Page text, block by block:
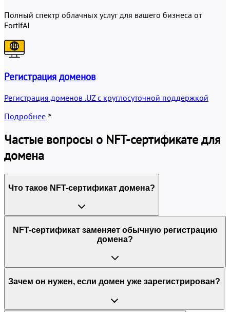
Полный спектр облачных услуг для вашего бизнеса от
FortifAI
Регистрация доменов
Регистрация доменов .UZ с круглосуточной поддержкой
Подробнее
Частые вопросы о NFT-сертификате для
домена
Что такое NFT-сертификат домена?
NFT-сертификат заменяет обычную регистрацию
домена?
Зачем он нужен, если домен уже зарегистрирован?